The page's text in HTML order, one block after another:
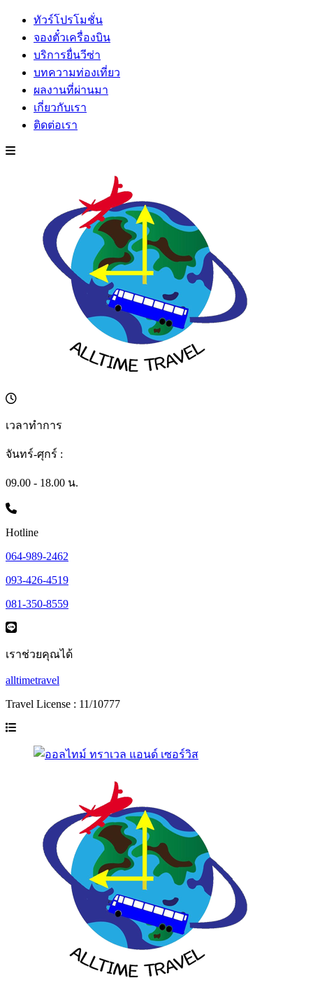
ทัวร์โปรโมชั่น
จองตั๋วเครื่องบิน
บริการยื่นวีซ่า
บทความท่องเที่ยว
ผลงานที่ผ่านมา
เกี่ยวกับเรา
ติดต่อเรา
เวลาทำการ
จันทร์-ศุกร์ :
09.00 - 18.00 น.
Hotline
064-989-2462
093-426-4519
081-350-8559
เราช่วยคุณได้
alltimetravel
Travel License : 11/10777